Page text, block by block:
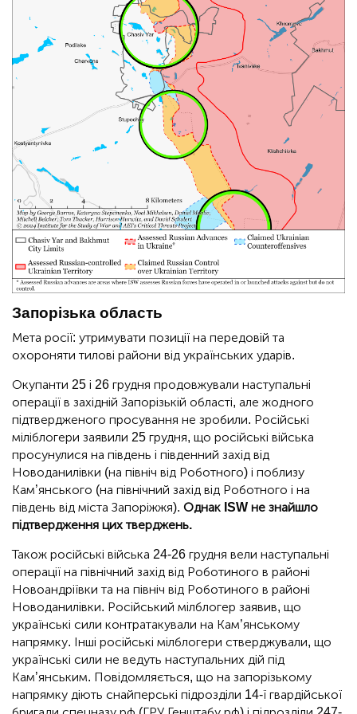
Запорізька область
Мета росії: утримувати позиції на передовій та
охороняти тилові райони від українських ударів.
Окупанти 25 і 26 грудня продовжували наступальні
операції в західній Запорізькій області, але жодного
підтвердженого просування не зробили. Російські
міліблогери заявили 25 грудня, що російські війська
просунулися на південь і південний захід від
Новоданилівки (на північ від Роботного) і поблизу
Кам’янського (на північний захід від Роботного і на
південь від міста Запоріжжя). Однак ISW не знайшло
підтвердження цих тверджень.
Також російські війська 24-26 грудня вели наступальні
операції на північний захід від Роботиного в районі
Новоандріївки та на північ від Роботиного в районі
Новоданилівки. Російський мілблогер заявив, що
українські сили контратакували на Кам’янському
напрямку. Інші російські мілблогери стверджували, що
українські сили не ведуть наступальних дій під
Кам’янським. Повідомляється, що на запорізькому
напрямку діють снайперські підрозділи 14-ї гвардійської